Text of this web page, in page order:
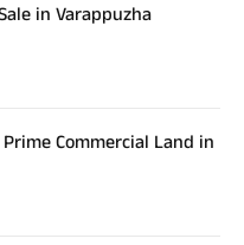
in Varappuzha
Commercial Land in